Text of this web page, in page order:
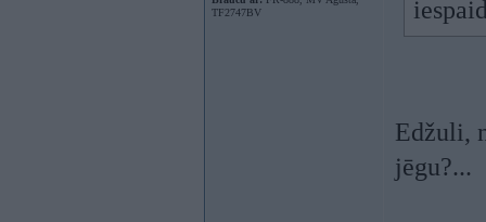
TF2747BV
Edžuli,
jēgu?...